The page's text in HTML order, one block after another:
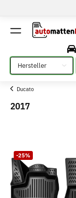
Bitte auswählen
Ducato
2017
-25%